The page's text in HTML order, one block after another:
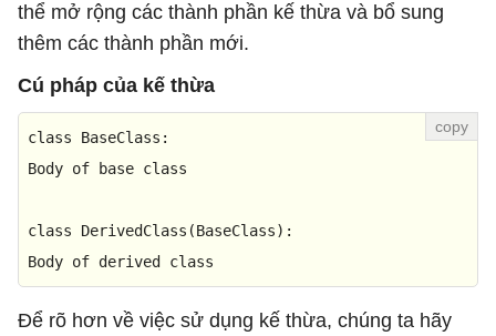
thể mở rộng các thành phần kế thừa và bổ sung
thêm các thành phần mới.
Cú pháp của kế thừa
class BaseClass :
Body of base class
class DerivedClass(BaseClass):
Body of derived class
Để rõ hơn về việc sử dụng kế thừa, chúng ta hãy